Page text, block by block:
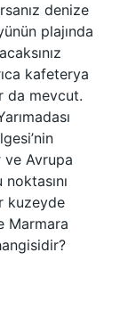
denize
plajında
kafeterya
da mevcut.
ve Avrupa
kuzeyde
Marmara